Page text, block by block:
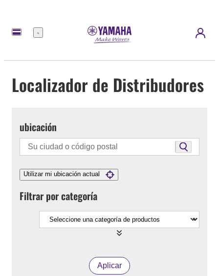
Menú
Localizador de Distribudores
ubicación
Utilizar mi ubicación actual
Filtrar por categoría
Aplicar